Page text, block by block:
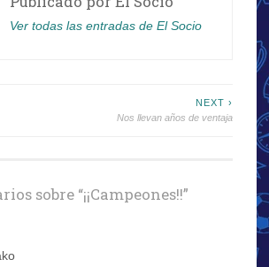
Ver todas las entradas de El Socio
NEXT ›
Nos llevan años de ventaja
sobre “¡¡Campeones!!”